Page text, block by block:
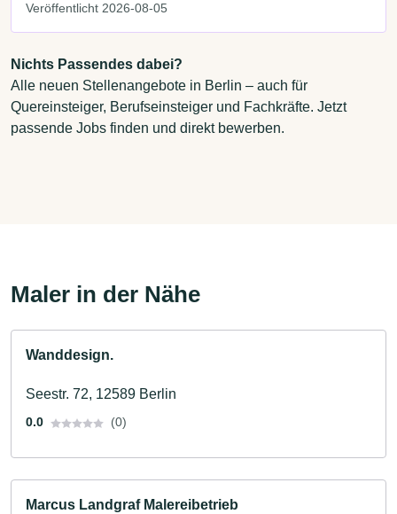
Veröffentlicht 2026-08-05
Nichts Passendes dabei?
Alle neuen Stellenangebote in Berlin – auch für
Quereinsteiger, Berufseinsteiger und Fachkräfte. Jetzt
passende Jobs finden und direkt bewerben.
Maler in der Nähe
Wanddesign.
Seestr. 72, 12589 Berlin
0.0 (0)
Marcus Landgraf Malereibetrieb